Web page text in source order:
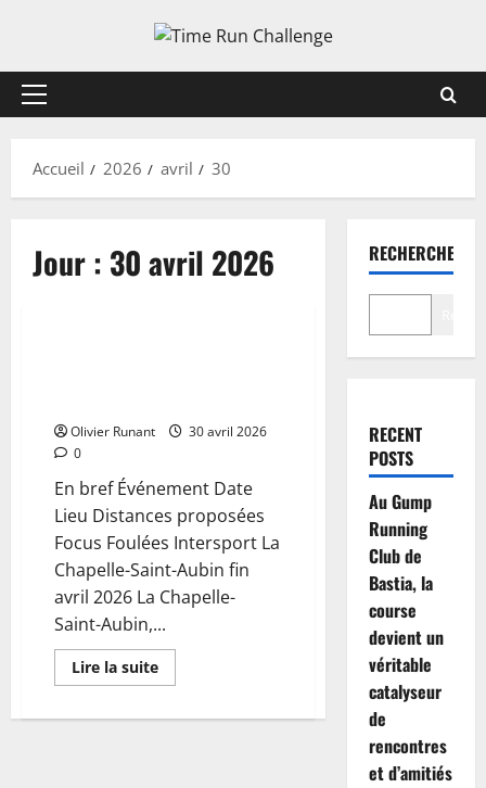
contenu
Menu
Accueil
2026 avril 30
Jour : 30 avril 2026
Olivier Runant
30 avril 2026
0
En bref Événement Date
Lieu Distances proposées
Focus Foulées Intersport La
Chapelle-Saint-Aubin fin
avril 2026 La Chapelle-
Saint-Aubin,...
Lire la suiteEn
savoir
RECHERCHER
RECENT
POSTS
Au Gump
Running
Club de
Bastia, la
course
devient un
véritable
catalyseur
de
rencontres
et d’amitiés